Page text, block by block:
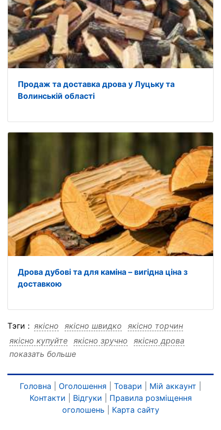
Продаж та доставка дрова у Луцьку та
Волинській області
Дрова дубові та для каміна – вигідна ціна з
доставкою
Тэги : якісно якісно швидко
якісно торчин
якісно купуйте якісно зручно
якісно дрова
якісно дрова швидко
швидко швидко якісно
швидко торчин
швидко купуйте
швидко зручно
швидко дрова
швидко дрова якісно швидко дрова торчин
показать больше
Головна Оголошення Товари Мій аккаунт
Контакти
Відгуки
Правила розміщення
оголошень
Карта сайту